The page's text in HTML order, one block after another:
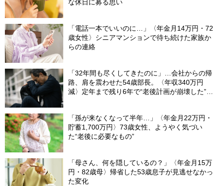
な休日に募る思い
「電話一本でいいのに…」〈年金月14万円・72
歳女性〉シニアマンションで待ち続けた家族か
らの連絡
「32年間も尽くしてきたのに」…会社からの帰
路、肩を震わせた54歳部長。〈年収340万円
減〉定年まで残り6年で“老後計画が崩壊した”ワ
「孫が来なくなって半年…」〈年金月22万円・
貯蓄1,700万円〉73歳女性、ようやく気づい
た“老後に必要なもの”
「母さん、何を隠しているの？」〈年金月15万
円・82歳母〉帰省した53歳息子が見逃せなかっ
た変化